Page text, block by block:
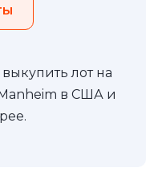
лот на
в США и